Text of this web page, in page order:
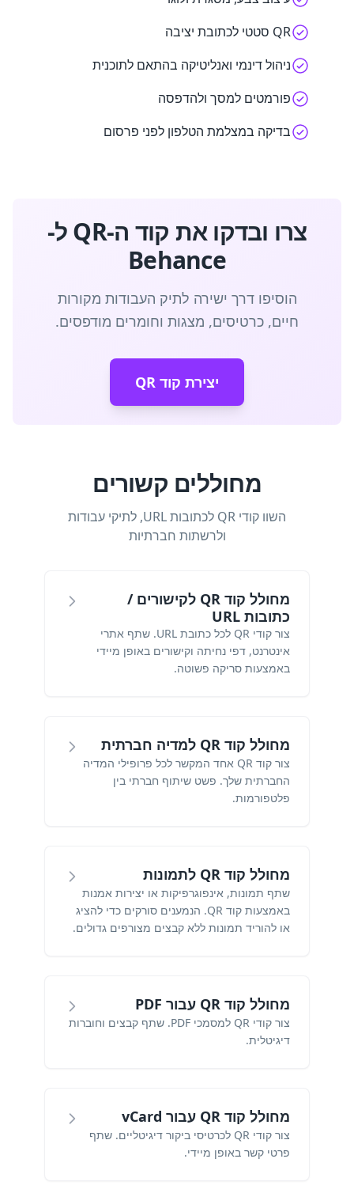
QR סטטי לכתובת יציבה
ניהול דינמי ואנליטיקה בהתאם לתוכנית
פורמטים למסך ולהדפסה
בדיקה במצלמת הטלפון לפני פרסום
צרו ובדקו את קוד ה-QR ל-
Behance
הוסיפו דרך ישירה לתיק העבודות מקורות
חיים, כרטיסים, מצגות וחומרים מודפסים.
יצירת קוד QR
מחוללים קשורים
השוו קודי QR לכתובות URL, לתיקי עבודות
ולרשתות חברתיות
מחולל קוד QR לקישורים /
כתובות URL
צור קודי QR לכל כתובת URL. שתף אתרי
אינטרנט, דפי נחיתה וקישורים באופן מיידי
באמצעות סריקה פשוטה.
מחולל קוד QR למדיה חברתית
צור קוד QR אחד המקשר לכל פרופילי המדיה
החברתית שלך. פשט שיתוף חברתי בין
פלטפורמות.
מחולל קוד QR לתמונות
שתף תמונות, אינפוגרפיקות או יצירות אמנות
באמצעות קוד QR. הנמענים סורקים כדי להציג
או להוריד תמונות ללא קבצים מצורפים גדולים.
מחולל קוד QR עבור PDF
צור קודי QR למסמכי PDF. שתף קבצים וחוברות
דיגיטלית.
מחולל קוד QR עבור vCard
צור קודי QR לכרטיסי ביקור דיגיטליים. שתף
פרטי קשר באופן מיידי.